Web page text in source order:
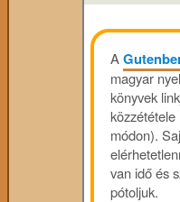
A
magyar
könyvek
módon).
van idő és
pótoljuk.